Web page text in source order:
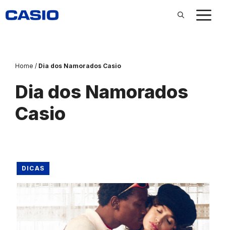
para
Home / Dia dos Namorados Casio
Dia dos Namorados
Casio
DICAS